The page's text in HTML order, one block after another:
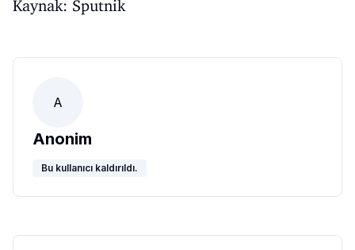
Kaynak: Sputnik
A
Anonim
Bu kullanıcı kaldırıldı.